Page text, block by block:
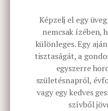
Képzelj el egy
nemcsak ízében,
különleges. Egy
tisztaságát, a
egyszerre
születésnapról,
vagy egy kedves
szívből